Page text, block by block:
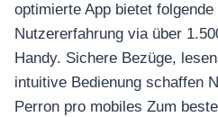
optimierte App bietet
Nutzererfahrung via über
Handy. Sichere Bezüge,
intuitive Bedienung schaffen
Perron pro mobiles Zum